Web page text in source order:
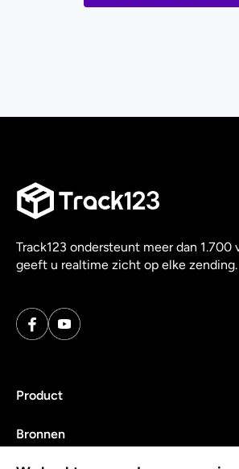
Track123 ondersteunt meer dan 1.700
geeft u realtime zicht op elke zending.
Product
Bronnen